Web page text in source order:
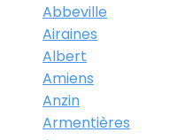
Abbeville
Airaines
Albert
Amiens
Anzin
Armentières